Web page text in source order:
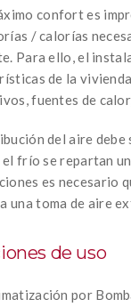
confort es
/ calorías
Para ello, el
de la
fuentes de
del aire debe
frío se repartan
es necesario
una toma de aire
de uso
por